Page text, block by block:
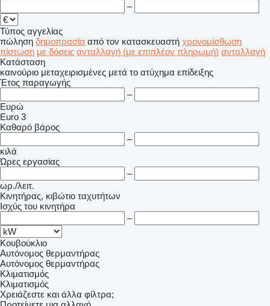
–
Τύπος αγγελίας
πώληση δημοπρασία από τον κατασκευαστή χρονομίσθωση
πίστωση με δόσεις ανταλλαγή (με επιπλέον πληρωμή) ανταλλαγή
Κατάσταση
καινούριο μεταχειρισμένες μετά το ατύχημα επίδειξης
Έτος παραγωγής
–
Ευρώ
Euro 3
Καθαρό βάρος
–
κιλά
Ώρες εργασίας
–
ωρ./λειτ.
Κινητήρας, κιβώτιο ταχυτήτων
Ισχύς του κινητήρα
–
Κουβούκλιο
Αυτόνομος θερμαντήρας
Αυτόνομος θερμαντήρας
Κλιματισμός
Κλιματισμός
Χρειάζεστε και άλλα φίλτρα;